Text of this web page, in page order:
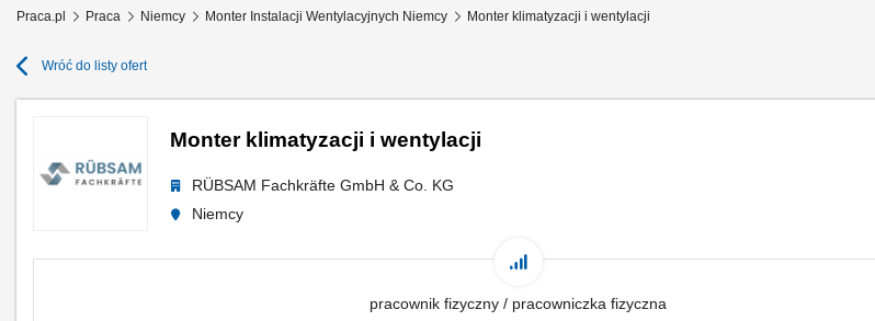
Praca.pl Praca Niemcy Monter Instalacji Wentylacyjnych Niemcy Monter klimatyzacji i wentylacji
Wróć do listy ofert
Monter klimatyzacji i wentylacji
RÜBSAM Fachkräfte GmbH & Co. KG
Niemcy
pracownik fizyczny / pracowniczka fizyczna